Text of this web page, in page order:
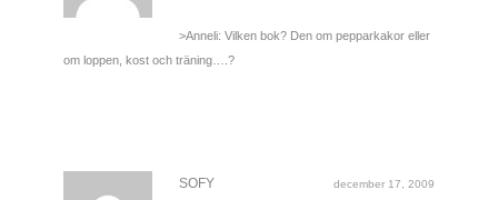
>Anneli: Vilken bok? Den om pepparkakor eller
om loppen, kost och träning….?
december 17, 2009
SOFY